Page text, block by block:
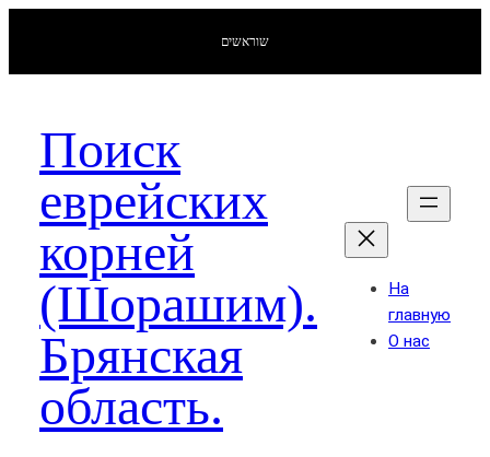
שוראשים
Поиск
еврейских
корней
(Шорашим).
Брянская
область.
На
главную
О нас